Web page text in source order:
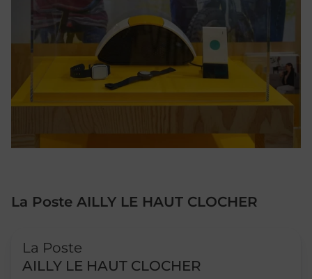
La Poste AILLY LE HAUT CLOCHER
La Poste
AILLY LE HAUT CLOCHER